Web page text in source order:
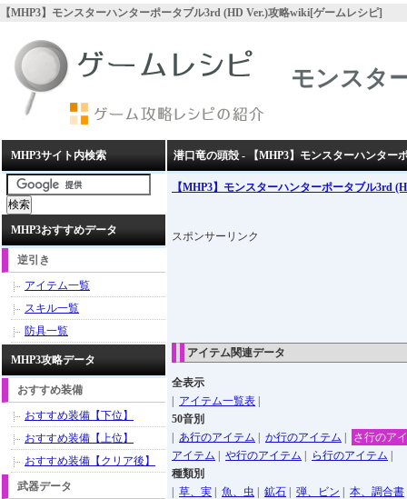
【MHP3】モンスターハンターポータブル3rd (HD Ver.)攻略wiki[ゲームレシピ]
モンスタ
潜口竜の頭殻 - 【MHP3】モンスターハンター
【MHP3】モンスターハンターポータブル3rd
スポンサーリンク
アイテム関連データ
全表示
アイテム一覧表
50音別
あ行のアイテム か行のアイテム
さ行のア
アイテム
や行のアイテム ら行のアイテム
種類別
草、実 魚、虫 鉱石 弾、ビン 本、調合書
MHP3サイト内検索
MHP3おすすめデータ
逆引き
アイテム一覧
スキル一覧
防具一覧
MHP3攻略データ
おすすめ装備
おすすめ装備【下位】
おすすめ装備【上位】
おすすめ装備【クリア後】
武器データ